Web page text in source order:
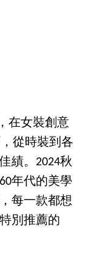
在女裝創意
從時裝到各
績。2024秋
年代的美學
每一款都想
別推薦的